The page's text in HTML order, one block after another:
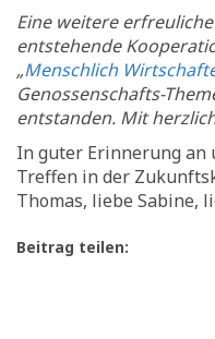
Eine weitere
entstehende
„Menschlich
Genossenschafts-
entstanden. Mit
In guter Erinnerung
Treffen in der
Thomas, liebe Sabine,
Beitrag teilen: